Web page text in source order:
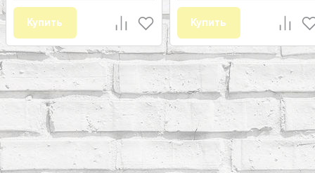
Купить Купить